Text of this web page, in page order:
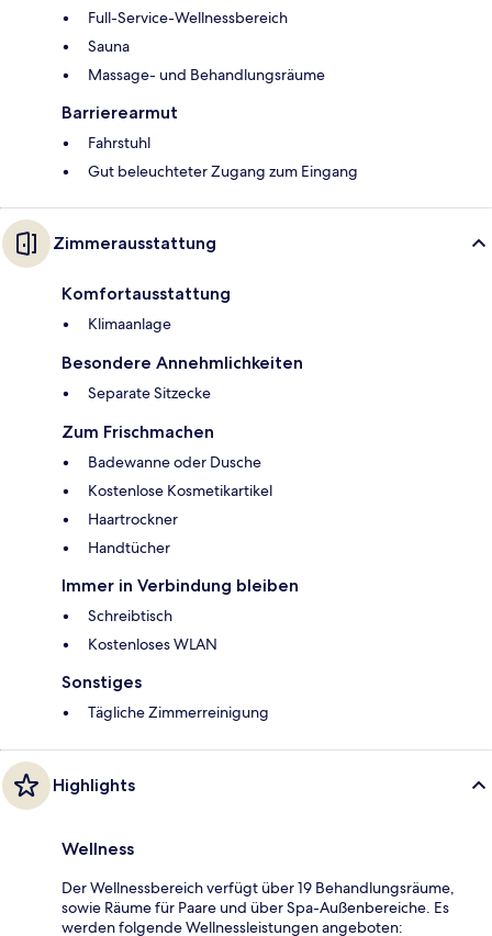
Full-Service-Wellnessbereich
Sauna
Massage- und Behandlungsräume
Barrierearmut
Fahrstuhl
Gut beleuchteter Zugang zum Eingang
Zimmerausstattung
Komfortausstattung
Klimaanlage
Besondere Annehmlichkeiten
Separate Sitzecke
Zum Frischmachen
Badewanne oder Dusche
Kostenlose Kosmetikartikel
Haartrockner
Handtücher
Immer in Verbindung bleiben
Schreibtisch
Kostenloses WLAN
Sonstiges
Tägliche Zimmerreinigung
Highlights
Wellness
Der Wellnessbereich verfügt über 19 Behandlungsräume,
sowie Räume für Paare und über Spa-Außenbereiche. Es
werden folgende Wellnessleistungen angeboten: